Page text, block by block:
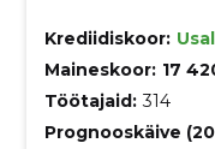
Krediidiskoor:
Maineskoor: 17
Töötajaid: 314
Prognooskäive